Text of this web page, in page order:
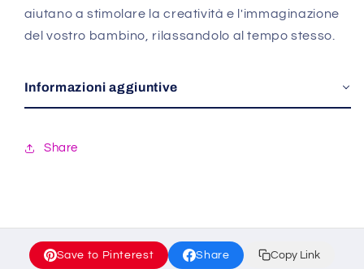
aiutano a stimolare la creatività e l'immaginazione
del vostro bambino, rilassandolo al tempo stesso.
Informazioni aggiuntive
Share
Save to Pinterest Share Copy Link